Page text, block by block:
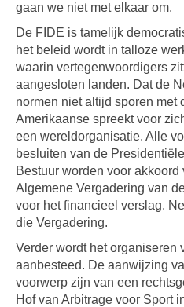
gaan we niet met elkaar om.
De FIDE is tamelijk
het beleid wordt in talloze
waarin vertegenwoordigers
aangesloten landen. Dat de
normen niet altijd sporen met
Amerikaanse spreekt voor
een wereldorganisatie. Alle
besluiten van de
Bestuur worden voor
Algemene Vergadering van
voor het financieel verslag.
die Vergadering.
Verder wordt het organiseren
aanbesteed. De aanwijzing
voorwerp zijn van een
Hof van Arbitrage voor Sport